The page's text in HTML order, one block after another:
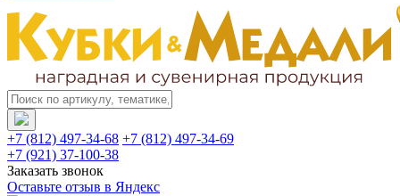
+7 (812) 497-34-68 +7 (812) 497-34-69
+7 (921) 37-100-38
Заказать звонок
Оставьте отзыв в Яндекс